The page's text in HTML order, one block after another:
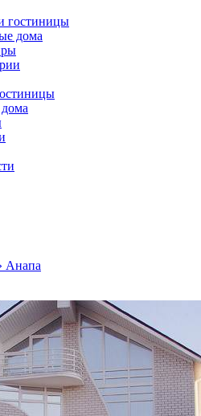
гостиницы
дома
Анапа